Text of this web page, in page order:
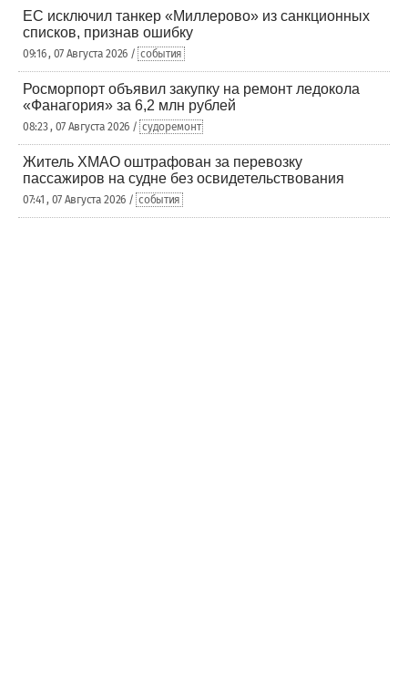
ЕС исключил танкер «Миллерово» из санкционных
списков, признав ошибку
09:16 , 07 Августа 2026 / события
Росморпорт объявил закупку на ремонт ледокола
«Фанагория» за 6,2 млн рублей
08:23 , 07 Августа 2026 / судоремонт
Житель ХМАО оштрафован за перевозку
пассажиров на судне без освидетельствования
07:41 , 07 Августа 2026 / события